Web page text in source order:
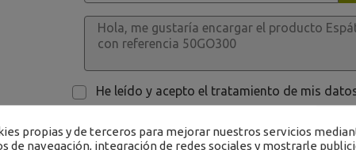
He leído y acepto el tratamiento de mis
propias y de terceros para mejorar nuestros servicios
de navegación, integración de redes sociales y mostrarle